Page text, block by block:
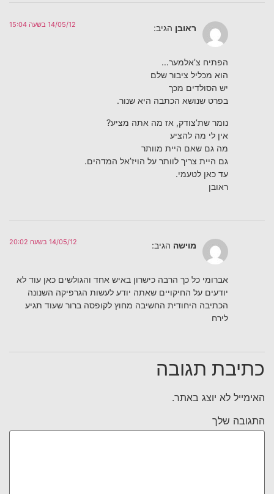
ראובן הגיב: 14/05/12 בשעה 15:04
הפתיח צ’אלמער…
הוא מכליל ציבור שלם
יש הסולדים מכך
בפרט שנושא הכתבה היא שנור.
נומר שת’צודק, אז מה אתה מציע?
אין לי מה להציע
מה גם שאם היית מוותר
גם היית צריך לוותר על הויז’אל המדהים.
עד כאן לטעמי.
ראובן
מוישה הגיב: 14/05/12 בשעה 20:02
אברומי כל כך הרבה כישרון באיש אחד והגולשים כאן עוד לא
יודעים על החיקויים שאתה יודע לעשות הגרפיקה השנונה
הכתיבה היחודית החשיבה מחוץ לקופסה ברור שעוד תגיע
לירח
כתיבת תגובה
האימייל לא יוצג באתר.
התגובה שלך